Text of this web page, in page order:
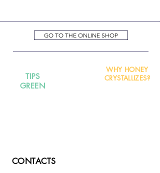
GO TO THE ONLINE SHOP
TIPS
GREEN
WHY HONEY
CRYSTALLIZES?
CONTACTS